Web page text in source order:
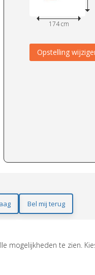
174 cm
Opstelling
Bel mij terug
mogelijkheden te zien.